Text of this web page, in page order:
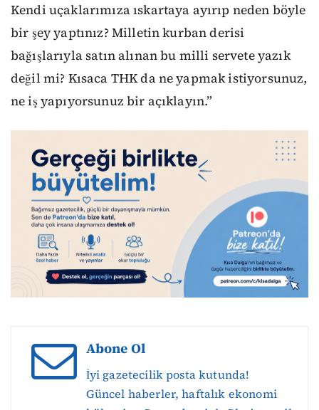
Kendi uçaklarımıza ıskartaya ayırıp neden böyle
bir şey yaptınız? Milletin kurban derisi
bağışlarıyla satın alınan bu milli servete yazık
değil mi? Kısaca THK da ne yapmak istiyorsunuz,
ne iş yapıyorsunuz bir açıklayın.”
Abone Ol
İyi gazetecilik posta kutunda!
Güncel haberler, haftalık ekonomi